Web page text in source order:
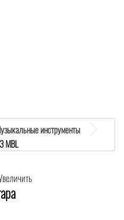
инструменты
MBL